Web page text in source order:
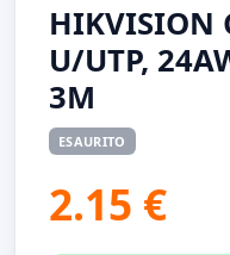
HIKVISION
U/UTP,
3M
ESAURITO
2.15 €